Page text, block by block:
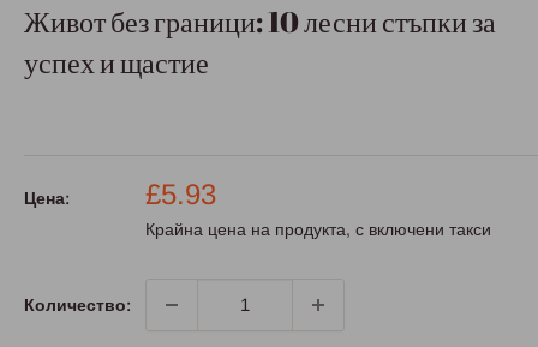
Живот без граници: 10 лесни стъпки за
успех и щастие
Цена:
Промо
цена
£5.93
Крайна цена на продукта, с включени такси
Количество: